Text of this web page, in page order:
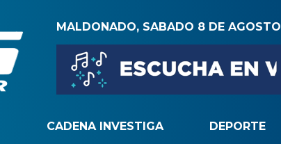
MALDONADO, SABADO 8 DE AGOSTO
CADENA INVESTIGA DEPORTE